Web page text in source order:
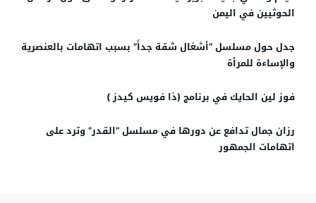
الحوثيين في اليمن
جدل حول مسلسل “أشغال شقة جداً” بسبب اتهامات بالعنصرية
والإساءة للمرأة
فوز لين الحايك في برنامج (ذا فويس كيدز )
رزان جمال تدافع عن دورها في مسلسل “القدر” وترد على
اتهامات الجمهور